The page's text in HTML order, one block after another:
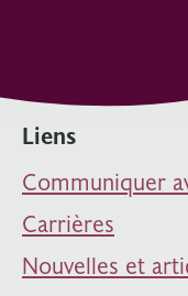
Liens
Communiquer
Carrières
Nouvelles et